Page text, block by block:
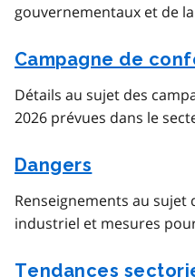
gouvernementaux et de
Campagne de
Détails au sujet des
2026 prévues dans le
Dangers
Renseignements au sujet
industriel et mesures
Tendances